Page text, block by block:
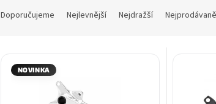
Doporučujeme Nejlevnější Nejdražší
NOVINKA